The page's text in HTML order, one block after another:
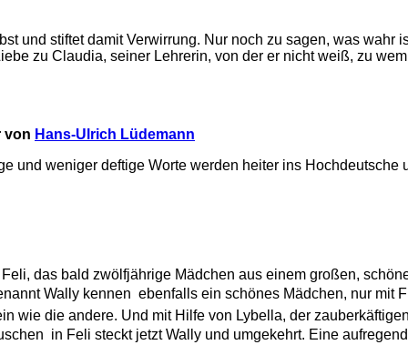
und stiftet damit Verwirrung. Nur noch zu sagen, was wahr
zu Claudia, seiner Lehrerin, von der er nicht weiß, zu
von Hans-Ulrich Lüdemann
weniger deftige Worte werden heiter ins Hochdeutsche
das bald zwölfjährige Mädchen aus einem großen,
Wally kennen  ebenfalls ein schönes Mädchen, nur mit
die andere. Und mit Hilfe von Lybella, der
 in Feli steckt jetzt Wally und umgekehrt. Eine